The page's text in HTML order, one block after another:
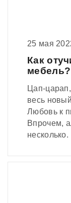
25 мая
Как
мебель?
Цап-
весь
Любовь к
Впрочем,
несколько.